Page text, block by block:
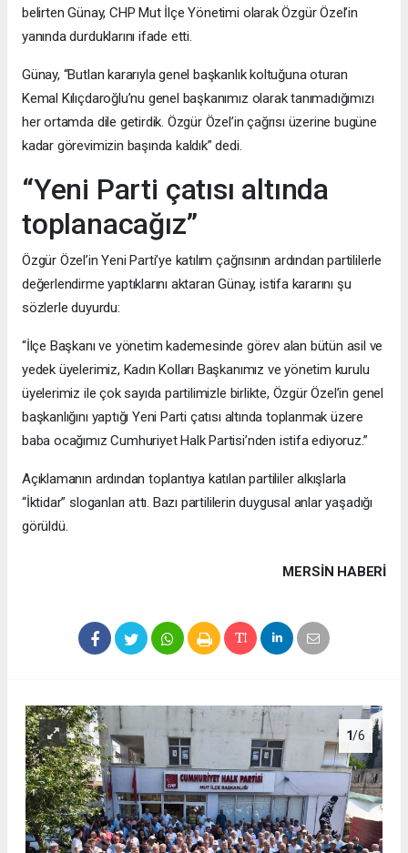
belirten Günay, CHP Mut İlçe Yönetimi olarak Özgür Özel’in
yanında durduklarını ifade etti.
Günay, “Butlan kararıyla genel başkanlık koltuğuna oturan
Kemal Kılıçdaroğlu’nu genel başkanımız olarak tanımadığımızı
her ortamda dile getirdik. Özgür Özel’in çağrısı üzerine bugüne
kadar görevimizin başında kaldık” dedi.
“Yeni Parti çatısı altında
toplanacağız”
Özgür Özel’in Yeni Parti’ye katılım çağrısının ardından partililerle
değerlendirme yaptıklarını aktaran Günay, istifa kararını şu
sözlerle duyurdu:
“İlçe Başkanı ve yönetim kademesinde görev alan bütün asil ve
yedek üyelerimiz, Kadın Kolları Başkanımız ve yönetim kurulu
üyelerimiz ile çok sayıda partilimizle birlikte, Özgür Özel’in genel
başkanlığını yaptığı Yeni Parti çatısı altında toplanmak üzere
baba ocağımız Cumhuriyet Halk Partisi’nden istifa ediyoruz.”
Açıklamanın ardından toplantıya katılan partililer alkışlarla
“İktidar” sloganları attı. Bazı partililerin duygusal anlar yaşadığı
görüldü.
MERSIN HABERİ
1/6